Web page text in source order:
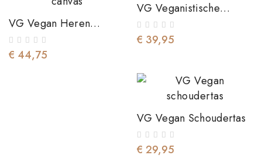
VG Vegan Heren
Instapschoenen Van
Canvas
€ 44,75
VG Veganistische
Zwembroek
€ 39,95
VG Vegan Schoudertas
€ 29,95